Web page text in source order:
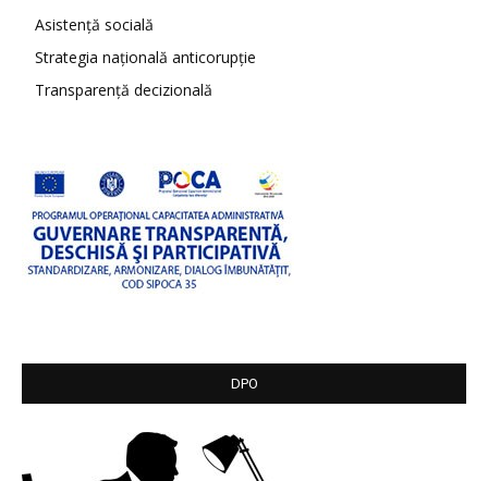
Asistență socială
Strategia națională anticorupție
Transparență decizională
DPO